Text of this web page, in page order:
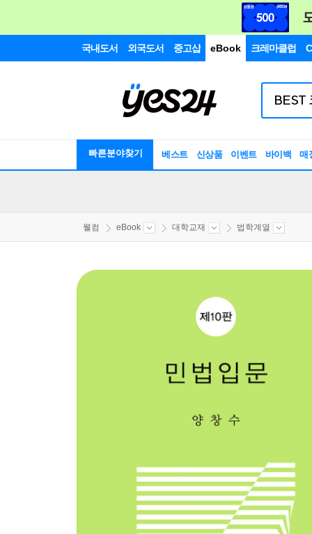
국내도서 외국도서 중고샵 eBook 크레마클럽
빠른분야찾기 베스트 신상품 이벤트 바이백 매
웰컴 eBook 대학교재 법학계열